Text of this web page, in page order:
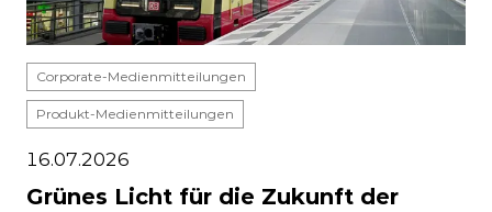
Corporate-Medienmitteilungen
Produkt-Medienmitteilungen
16.07.2026
Grünes Licht für die Zukunft der